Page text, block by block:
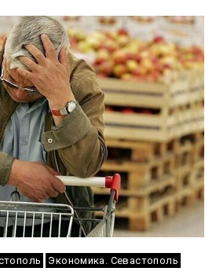
Экономика. Севастополь